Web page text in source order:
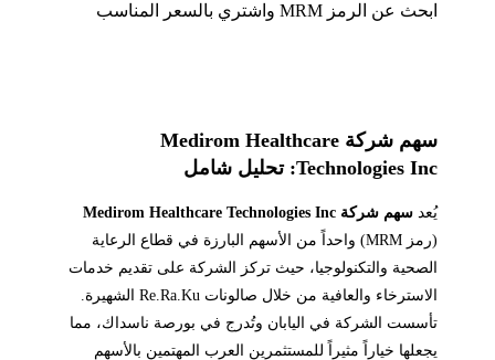
ابحث عن الرمز MRM واشتري بالسعر المناسب
سهم شركة Medirom Healthcare
Technologies Inc: تحليل شامل
يُعد سهم شركة Medirom Healthcare Technologies Inc
(رمز MRM) واحداً من الأسهم البارزة في قطاع الرعاية
الصحية والتكنولوجيا، حيث تركز الشركة على تقديم خدمات
الاسترخاء والعافية من خلال صالونات Re.Ra.Ku الشهيرة.
تأسست الشركة في اليابان وتُدرج في بورصة ناسداك، مما
يجعلها خياراً مثيراً للمستثمرين العرب المهتمين بالأسهم